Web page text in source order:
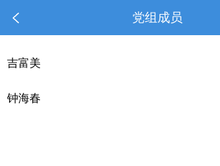
党组成员
吉富美
钟海春